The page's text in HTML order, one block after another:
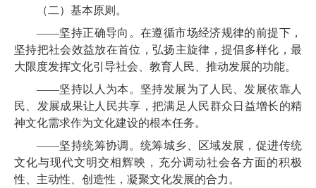
（二）基本原则。
——坚持正确导向。在遵循市场经济规律的前提下，
坚持把社会效益放在首位，弘扬主旋律，提倡多样化，最
大限度发挥文化引导社会、教育人民、推动发展的功能。
——坚持以人为本。坚持发展为了人民、发展依靠人
民、发展成果让人民共享，把满足人民群众日益增长的精
神文化需求作为文化建设的根本任务。
——坚持统筹协调。统筹城乡、区域发展，促进传统
文化与现代文明交相辉映， 充分调动社会各方面的积极
性、主动性、创造性，凝聚文化发展的合力。